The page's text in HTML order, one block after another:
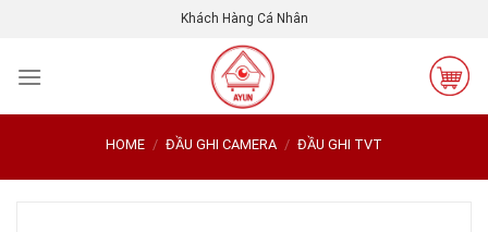
content
Khách Hàng Cá Nhân
HOME / ĐẦU GHI CAMERA / ĐẦU GHI TVT